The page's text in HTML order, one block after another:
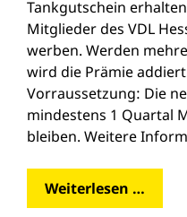
Tankgutschein
Mitglieder des VDL
werben. Werden
wird die Prämie
Vorraussetzung: Die
mindestens 1 Quartal
bleiben. Weitere
Weiterlesen …